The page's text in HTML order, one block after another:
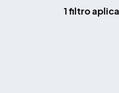
1 filtro